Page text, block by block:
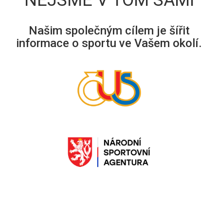
Našim společným cílem je šířit
informace o sportu ve Vašem okolí.